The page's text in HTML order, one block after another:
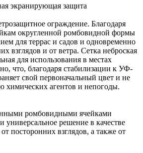
экранирующая защита
ограждение. Благодаря
округленной ромбовидной формы
для террас и садов и одновременно
взглядов и от ветра. Сетка неброская
для использования в местах
что, благодаря стабилизации к УФ-
свой первоначальный цвет и не
химических агентов и непогоды.
ромбовидными ячейками
универсальное решение в качестве
посторонних взглядов, а также от